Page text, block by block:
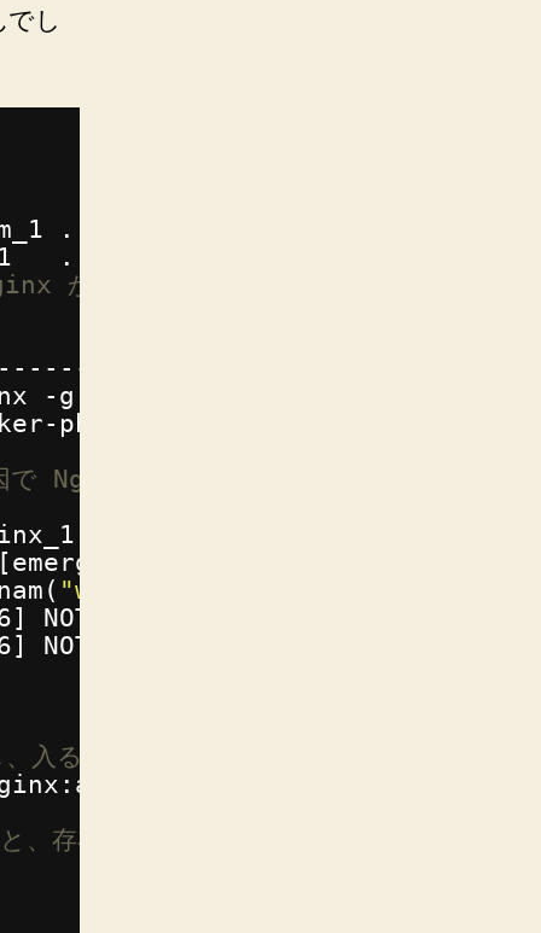
し
...
...
が停止している。
Command
nginx -g daemon off;
php-entrypoint php-fpm   Up
で Nginx が立ち上がっていない。
samplenginxphpfpm_php_fpm_1
1
"www-data"
NOTICE: fpm is running, pid 1
NOTICE: ready to handle
入る。
sh
存在しない。